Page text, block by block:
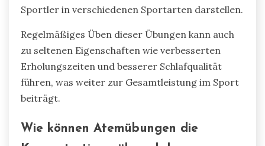
Sportler in verschiedenen Sportarten darstellen.
Regelmäßiges Üben dieser Übungen kann auch
zu seltenen Eigenschaften wie verbesserten
Erholungszeiten und besserer Schlafqualität
führen, was weiter zur Gesamtleistung im Sport
beiträgt.
Wie können Atemübungen die